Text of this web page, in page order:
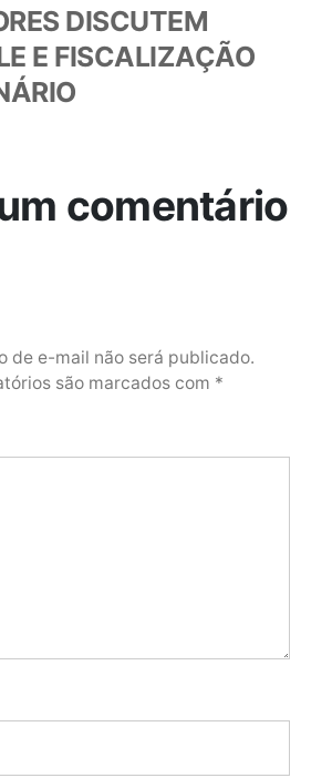
anterior:
DISCUTEM
E FISCALIZAÇÃO
comentário
de e-mail não será publicado.
são marcados com *